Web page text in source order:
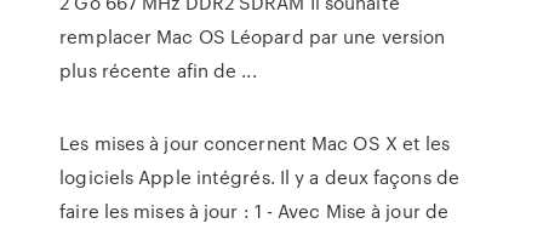
remplacer Mac OS Léopard par une version
plus récente afin de ...
Les mises à jour concernent Mac OS X et les
logiciels Apple intégrés. Il y a deux façons de
faire les mises à jour : 1 - Avec Mise à jour de